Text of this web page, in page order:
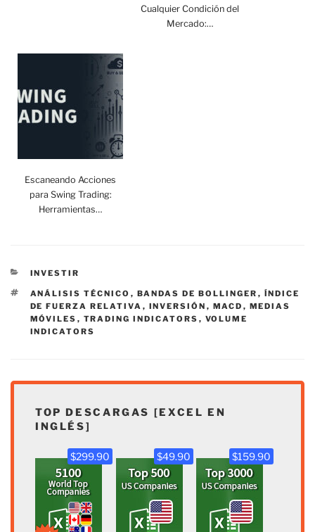
Cualquier Condición del
Mercado:…
Escaneando Acciones
para Swing Trading:
Herramientas…
CATEGORÍAS
INVESTIR
ETIQUETAS
ANÁLISIS TÉCNICO , BANDAS DE BOLLINGER , ÍNDICE
DE FUERZA RELATIVA , INVERSIÓN , MACD , MEDIAS
MÓVILES , TRADING INDICATORS , VOLUME
INDICATORS
TOP DESCARGAS [EXCEL EN
INGLÉS]
$299.90 $49.90 $159.90